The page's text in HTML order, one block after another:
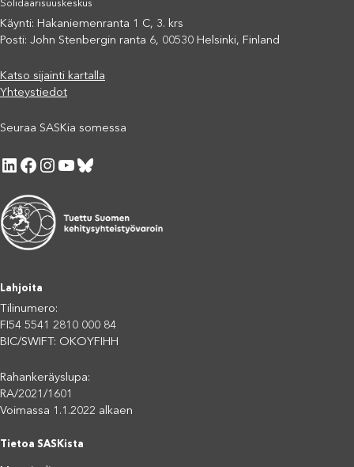
Solidaarisuuskeskus
Käynti: Hakaniemenranta 1 C, 3. krs
Posti: John Stenbergin ranta 6, 00530 Helsinki, Finland
Katso sijainti kartalla
Yhteystiedot
Seuraa SASKia somessa
LinkedIn Facebook Instagram YouTube Bluesky
Lahjoita
Tilinumero:
FI54 5541 2810 000 84
BIC/SWIFT: OKOYFIHH
Rahankeräyslupa:
RA/2021/1601
Voimassa 1.1.2022 alkaen
Tietoa SASKista